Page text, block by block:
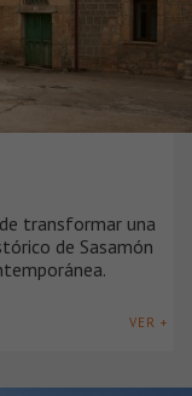
transformar una
de Sasamón
VER +